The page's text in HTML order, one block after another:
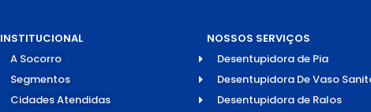
INSTITUCIONAL
A Socorro
Segmentos
Cidades Atendidas
NOSSOS SERVIÇOS
Desentupidora de Pia
Desentupidora De Vaso
Desentupidora de Ralos